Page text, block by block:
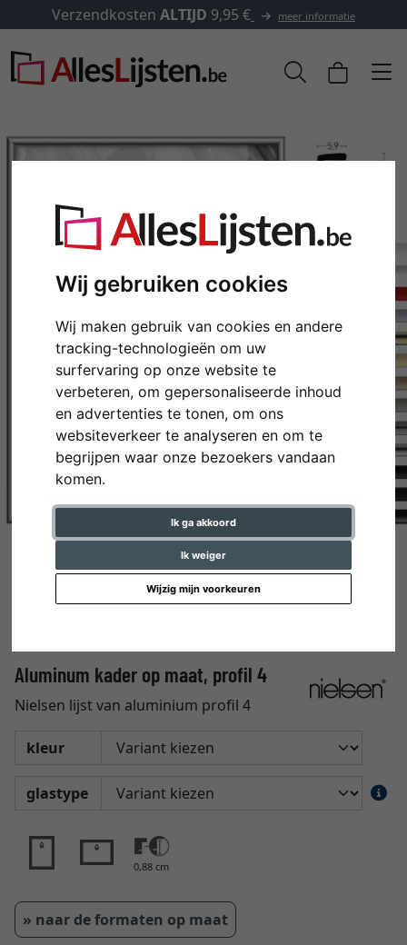
Wij gebruiken cookies
Wij maken gebruik van cookies en andere
tracking-technologieën om uw
surfervaring op onze website te
verbeteren, om gepersonaliseerde inhoud
en advertenties te tonen, om ons
websiteverkeer te analyseren en om te
begrijpen waar onze bezoekers vandaan
komen.
Ik ga akkoord
Ik weiger
Wijzig mijn voorkeuren
✓500.000 artikelen om uit te kiezen
Terug
Aluminum kader op maat, profil 4
Nielsen lijst van aluminium profil 4
kleur
glastype
0,88 cm
» naar de formaten op maat